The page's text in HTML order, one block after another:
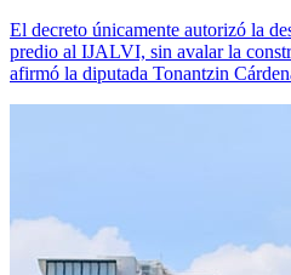
El decreto únicamente autorizó la
predio al IJALVI, sin avalar la
afirmó la diputada Tonantzin